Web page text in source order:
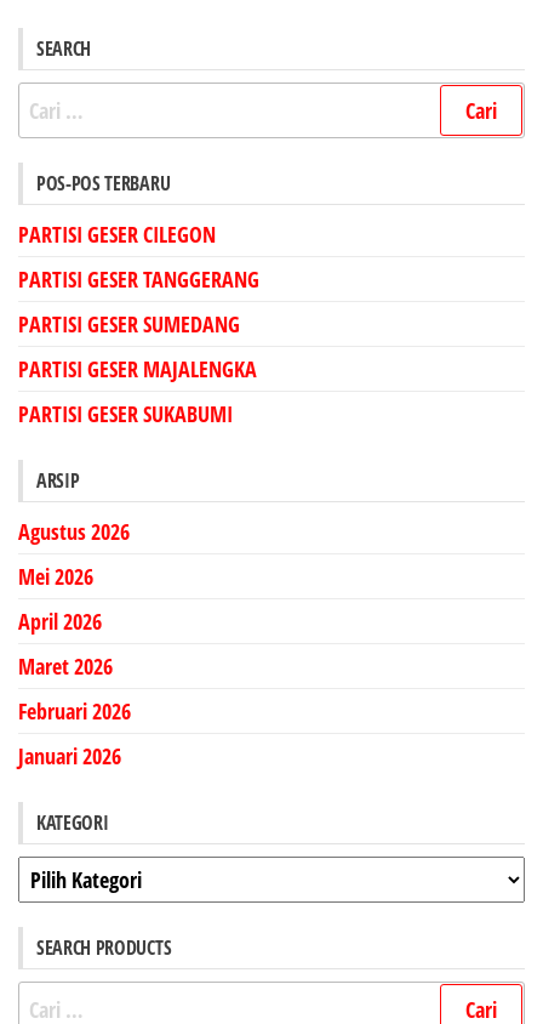
SEARCH
Cari
untuk:
POS-POS TERBARU
PARTISI GESER CILEGON
PARTISI GESER TANGGERANG
PARTISI GESER SUMEDANG
PARTISI GESER MAJALENGKA
PARTISI GESER SUKABUMI
ARSIP
Agustus 2026
Mei 2026
April 2026
Maret 2026
Februari 2026
Januari 2026
KATEGORI
Kategori
SEARCH PRODUCTS
Cari